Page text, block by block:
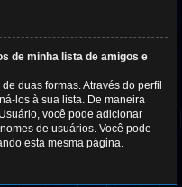
de minha lista de amigos e
duas formas. Através do perfil
los à sua lista. De maneira
você pode adicionar
de usuários. Você pode
esta mesma página.